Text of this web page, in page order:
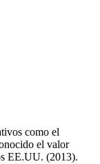
como el
el valor
EE.UU. (2013).